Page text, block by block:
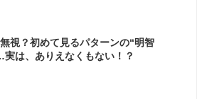
視？初めて見るパターンの“明智
は、ありえなくもない！？